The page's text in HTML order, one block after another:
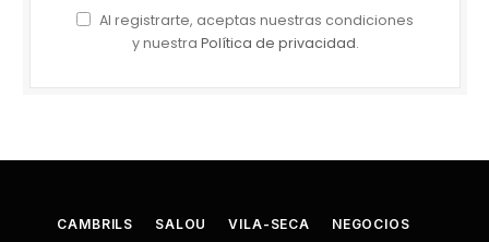
Al registrarte, aceptas nuestras condiciones
y nuestra Política de privacidad.
CAMBRILS SALOU VILA-SECA NEGOCIOS